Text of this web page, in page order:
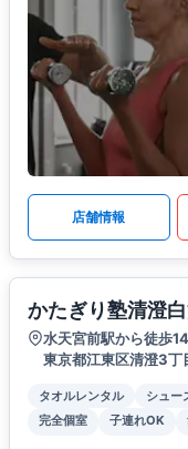
店舗情報
かたぎり塾清澄
水天宮前駅から徒歩
東京都江東区清澄3
タオルレンタル シュー
完全個室
子連れOK